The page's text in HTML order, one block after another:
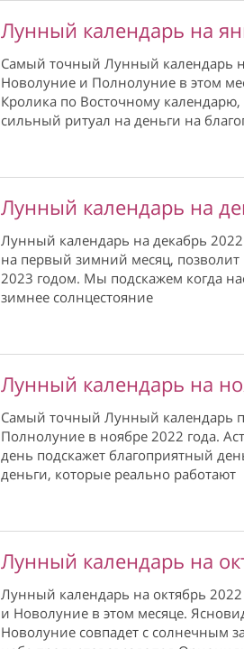
Лунный календарь на
Самый точный Лунный календарь
Новолуние и Полнолуние в этом
Кролика по Восточному
сильный ритуал на деньги на
Лунный календарь на
Лунный календарь на декабрь
на первый зимний месяц, позволит
2023 годом. Мы подскажем когда
зимнее солнцестояние
Лунный календарь на
Самый точный Лунный календарь
Полнолуние в ноябре 2022 года.
день подскажет благоприятный
деньги, которые реально работают
Лунный календарь на
Лунный календарь на октябрь
и Новолуние в этом месяце.
Новолуние совпадет с солнечным